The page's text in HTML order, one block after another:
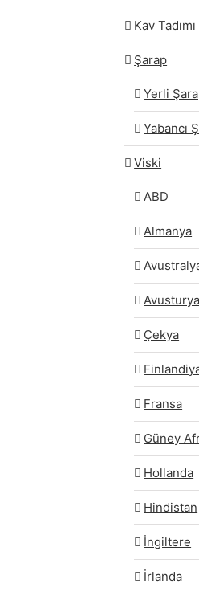
Kav Tadımı
Şarap
Yerli
Yabancı
Viski
ABD
Almanya
Avusturya
Çekya
Fransa
Güney
Hollanda
Hindistan
İngiltere
İrlanda